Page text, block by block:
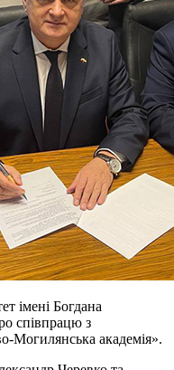
імені Богдана
співпрацю з
Могилянська академія».